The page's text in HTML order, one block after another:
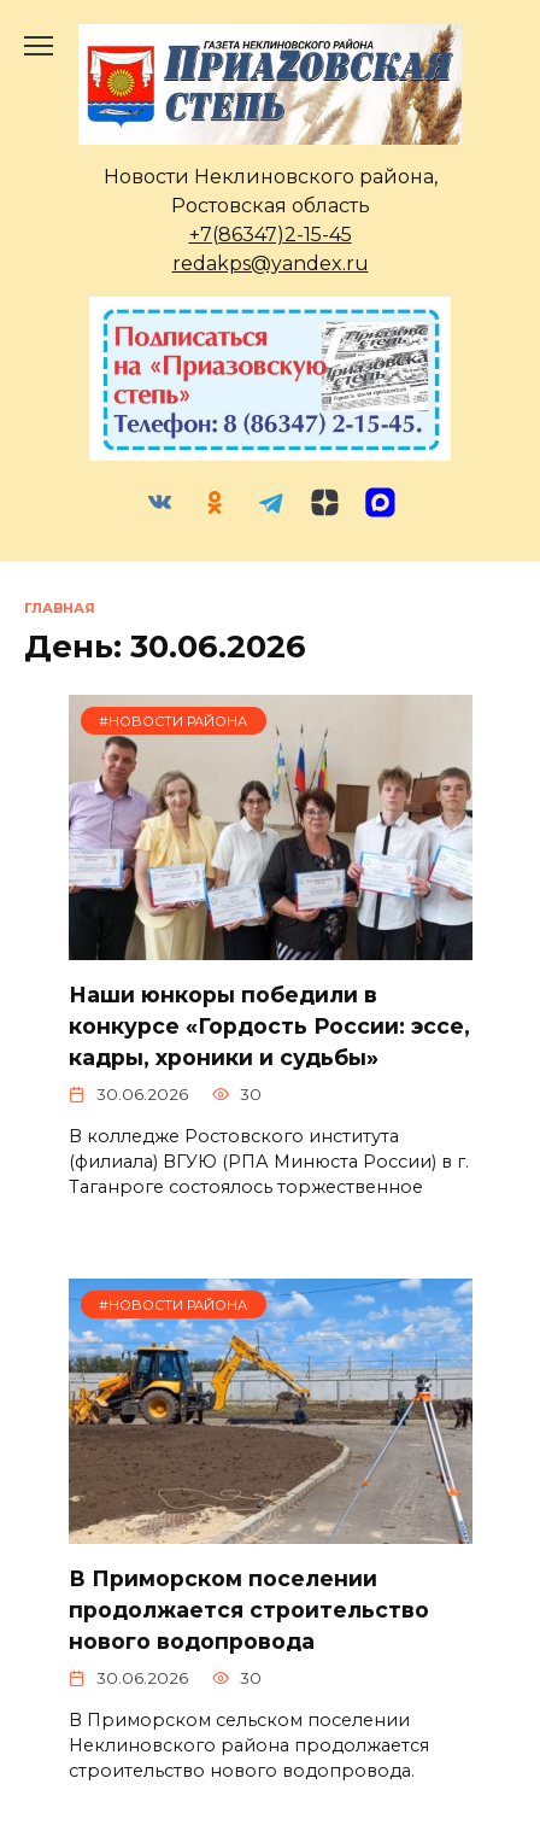
содержанию
Новости Неклиновского района,
Ростовская область
+7(86347)2-15-45
redakps@yandex.ru
ГЛАВНАЯ
День: 30.06.2026
#НОВОСТИ РАЙОНА
Наши юнкоры победили в
конкурсе «Гордость России: эссе,
кадры, хроники и судьбы»
30.06.2026 30
В колледже Ростовского института
(филиала) ВГУЮ (РПА Минюста России) в г.
Таганроге состоялось торжественное
#НОВОСТИ РАЙОНА
В Приморском поселении
продолжается строительство
нового водопровода
30.06.2026 30
В Приморском сельском поселении
Неклиновского района продолжается
строительство нового водопровода.